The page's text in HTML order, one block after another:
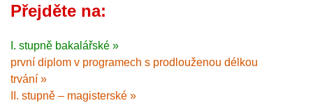
Přejděte na:
I. stupně bakalářské »
první diplom v programech s prodlouženou délkou
trvání »
II. stupně – magisterské »